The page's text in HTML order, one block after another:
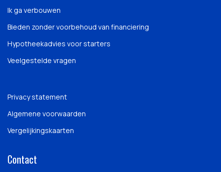
Ik ga verbouwen
Bieden zonder voorbehoud van financiering
Hypotheekadvies voor starters
Veelgestelde vragen
Privacy statement
Algemene voorwaarden
Vergelijkingskaarten
Contact